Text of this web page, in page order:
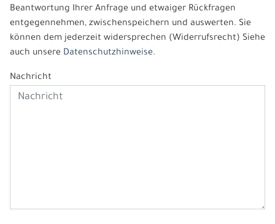
Beantwortung Ihrer Anfrage und etwaiger Rückfragen
entgegennehmen, zwischenspeichern und auswerten. Sie
können dem jederzeit widersprechen (Widerrufsrecht) Siehe
auch unsere Datenschutzhinweise.
Nachricht